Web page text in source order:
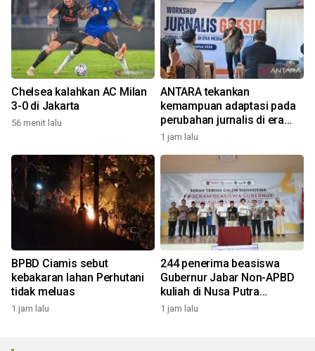
Chelsea kalahkan AC Milan
3-0 di Jakarta
56 menit lalu
ANTARA tekankan
kemampuan adaptasi pada
perubahan jurnalis di era
digital
1 jam lalu
BPBD Ciamis sebut
kebakaran lahan Perhutani
tidak meluas
1 jam lalu
244 penerima beasiswa
Gubernur Jabar Non-APBD
kuliah di Nusa Putra
University
1 jam lalu